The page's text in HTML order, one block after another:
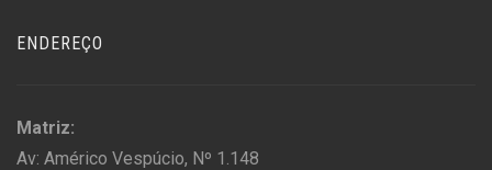
ENDEREÇO
Matriz:
Av: Américo Vespúcio, Nº 1.148